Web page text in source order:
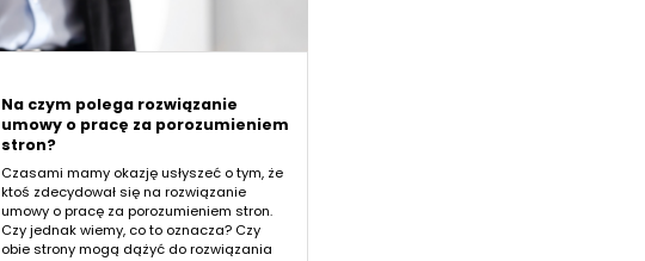
Na czym polega rozwiązanie
umowy o pracę za porozumieniem
stron?
Czasami mamy okazję usłyszeć o tym, że
ktoś zdecydował się na rozwiązanie
umowy o pracę za porozumieniem stron.
Czy jednak wiemy, co to oznacza? Czy
obie strony mogą dążyć do rozwiązania